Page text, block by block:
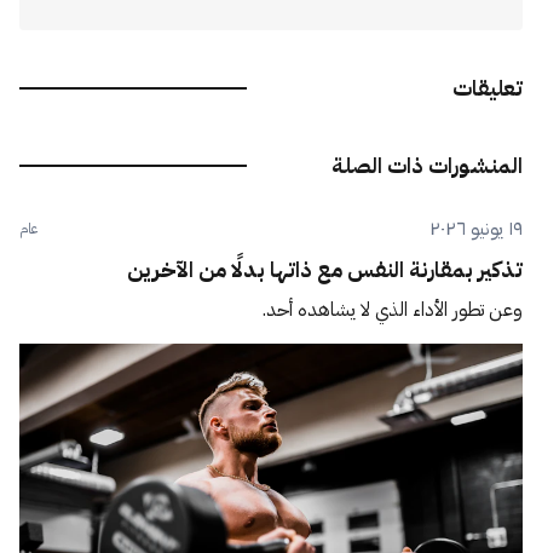
تعليقات
المنشورات ذات الصلة
١٩ يونيو ٢٠٢٦ عام
تذكير بمقارنة النفس مع ذاتها بدلًا من الآخرين
وعن تطور الأداء الذي لا يشاهده أحد.